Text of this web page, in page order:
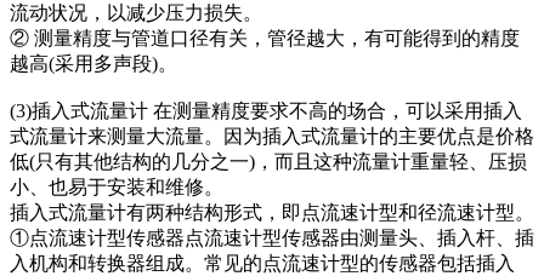
流动状况，以减少压力损失。
② 测量精度与管道口径有关，管径越大，有可能得到的精度
越高(采用多声段)。
(3)插入式流量计 在测量精度要求不高的场合，可以采用插入
式流量计来测量大流量。因为插入式流量计的主要优点是价格
低(只有其他结构的几分之一)，而且这种流量计重量轻、压损
小、也易于安装和维修。
插入式流量计有两种结构形式，即点流速计型和径流速计型。
①点流速计型传感器点流速计型传感器由测量头、插入杆、插
入机构和转换器组成。常见的点流速计型的传感器包括插入